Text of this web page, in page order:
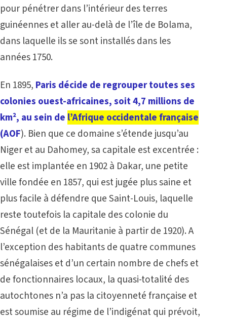
pour pénétrer dans l’intérieur des terres
guinéennes et aller au-delà de l’île de Bolama,
dans laquelle ils se sont installés dans les
années 1750.
En 1895, Paris décide de regrouper toutes ses
colonies ouest-africaines, soit 4,7 millions de
km², au sein de l’Afrique occidentale française
(AOF). Bien que ce domaine s’étende jusqu’au
Niger et au Dahomey, sa capitale est excentrée :
elle est implantée en 1902 à Dakar, une petite
ville fondée en 1857, qui est jugée plus saine et
plus facile à défendre que Saint-Louis, laquelle
reste toutefois la capitale des colonie du
Sénégal (et de la Mauritanie à partir de 1920). A
l’exception des habitants de quatre communes
sénégalaises et d’un certain nombre de chefs et
de fonctionnaires locaux, la quasi-totalité des
autochtones n’a pas la citoyenneté française et
est soumise au régime de l’indigénat qui prévoit,